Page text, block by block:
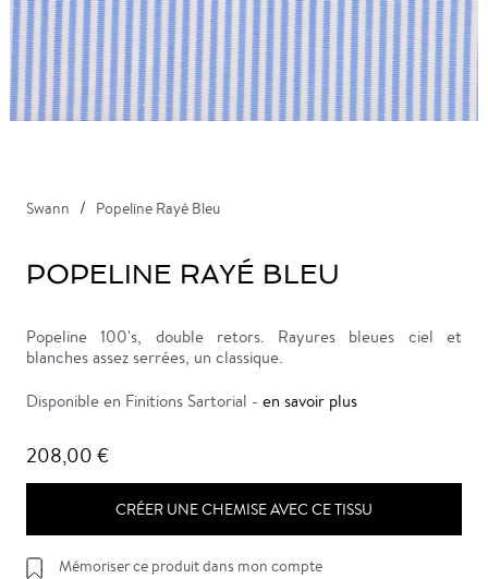
Swann Popeline Rayé Bleu
POPELINE RAYÉ BLEU
Popeline 100's, double retors. Rayures bleues ciel et
blanches assez serrées, un classique.
Disponible en Finitions Sartorial - en savoir plus
208,00 €
CRÉER UNE CHEMISE AVEC CE TISSU
Mémoriser ce produit dans mon compte